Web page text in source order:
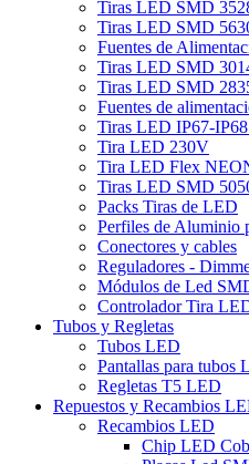
Tiras LED SMD
Tiras LED SMD
Fuentes de
Tiras LED SMD
Tiras LED SMD
Fuentes de
Tiras LED IP67-
Tira LED 230V
Tira LED Flex
Tiras LED SMD
Packs Tiras de LED
Perfiles de Aluminio
Conectores y cables
Reguladores -
Módulos de Led
Controlador Tira
Tubos y Regletas
Tubos LED
Pantallas para tubos
Regletas T5 LED
Repuestos y Recambios
Recambios LED
Chip LED Cob